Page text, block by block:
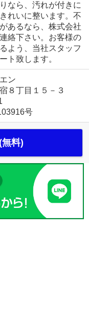
なら、汚れが付きに
れいに整います。不
あるなら、株式会社
絡下さい。お客様の
よう、当社スタッフ
ト致します。
ン
８丁目１５－３
号
料)